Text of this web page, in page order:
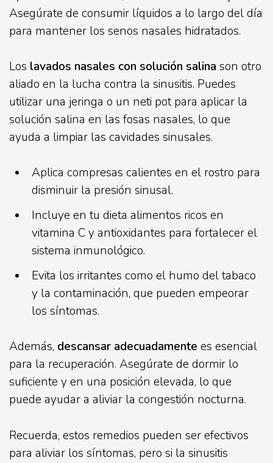
Asegúrate de consumir líquidos a lo largo del día
para mantener los senos nasales hidratados.
Los lavados nasales con solución salina son otro
aliado en la lucha contra la sinusitis. Puedes
utilizar una jeringa o un neti pot para aplicar la
solución salina en las fosas nasales, lo que
ayuda a limpiar las cavidades sinusales.
Aplica compresas calientes en el rostro para
disminuir la presión sinusal.
Incluye en tu dieta alimentos ricos en
vitamina C y antioxidantes para fortalecer el
sistema inmunológico.
Evita los irritantes como el humo del tabaco
y la contaminación, que pueden empeorar
los síntomas.
Además, descansar adecuadamente es esencial
para la recuperación. Asegúrate de dormir lo
suficiente y en una posición elevada, lo que
puede ayudar a aliviar la congestión nocturna.
Recuerda, estos remedios pueden ser efectivos
para aliviar los síntomas, pero si la sinusitis